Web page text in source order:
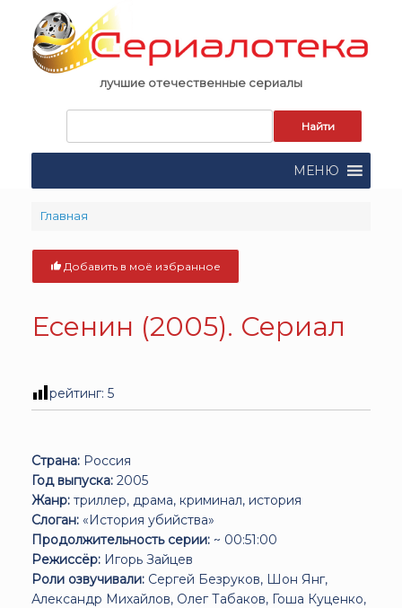
content
лучшие отечественные сериалы
поиска:
МЕНЮ
Главная
Добавить в моё избранное
Есенин (2005). Сериал
рейтинг: 5
Страна: Россия
Год выпуска: 2005
Жанр: триллер, драма, криминал, история
Слоган: «История убийства»
Продолжительность серии: ~ 00:51:00
Режиссёр: Игорь Зайцев
Роли озвучивали: Сергей Безруков, Шон Янг,
Александр Михайлов, Олег Табаков, Гоша Куценко,